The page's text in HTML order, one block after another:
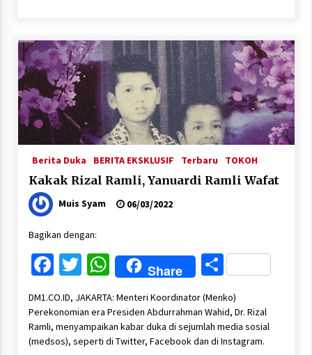
Berita Duka BERITA EKSKLUSIF Terbaru TOKOH
Kakak Rizal Ramli, Yanuardi Ramli Wafat
Muis Syam 06/03/2022
Bagikan dengan:
Facebook
Twitter
WhatsApp
Share Share
DM1.CO.ID, JAKARTA: Menteri Koordinator (Menko)
Perekonomian era Presiden Abdurrahman Wahid, Dr. Rizal
Ramli, menyampaikan kabar duka di sejumlah media sosial
(medsos), seperti di Twitter, Facebook dan di Instagram.